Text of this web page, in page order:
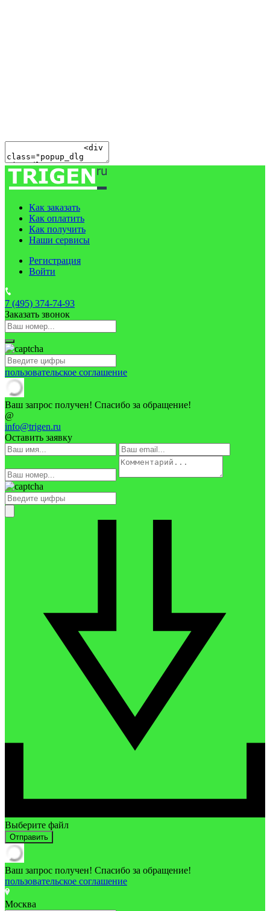
Как заказать
Как оплатить
Как получить
Наши сервисы
Регистрация
Войти
7 (495) 374-74-93
Заказать звонок
пользовательское соглашение
Ваш запрос получен! Спасибо за обращение!
@
info@trigen.ru
Оставить заявку
Выберите файл
Отправить
Ваш запрос получен! Спасибо за обращение!
пользовательское соглашение
Москва